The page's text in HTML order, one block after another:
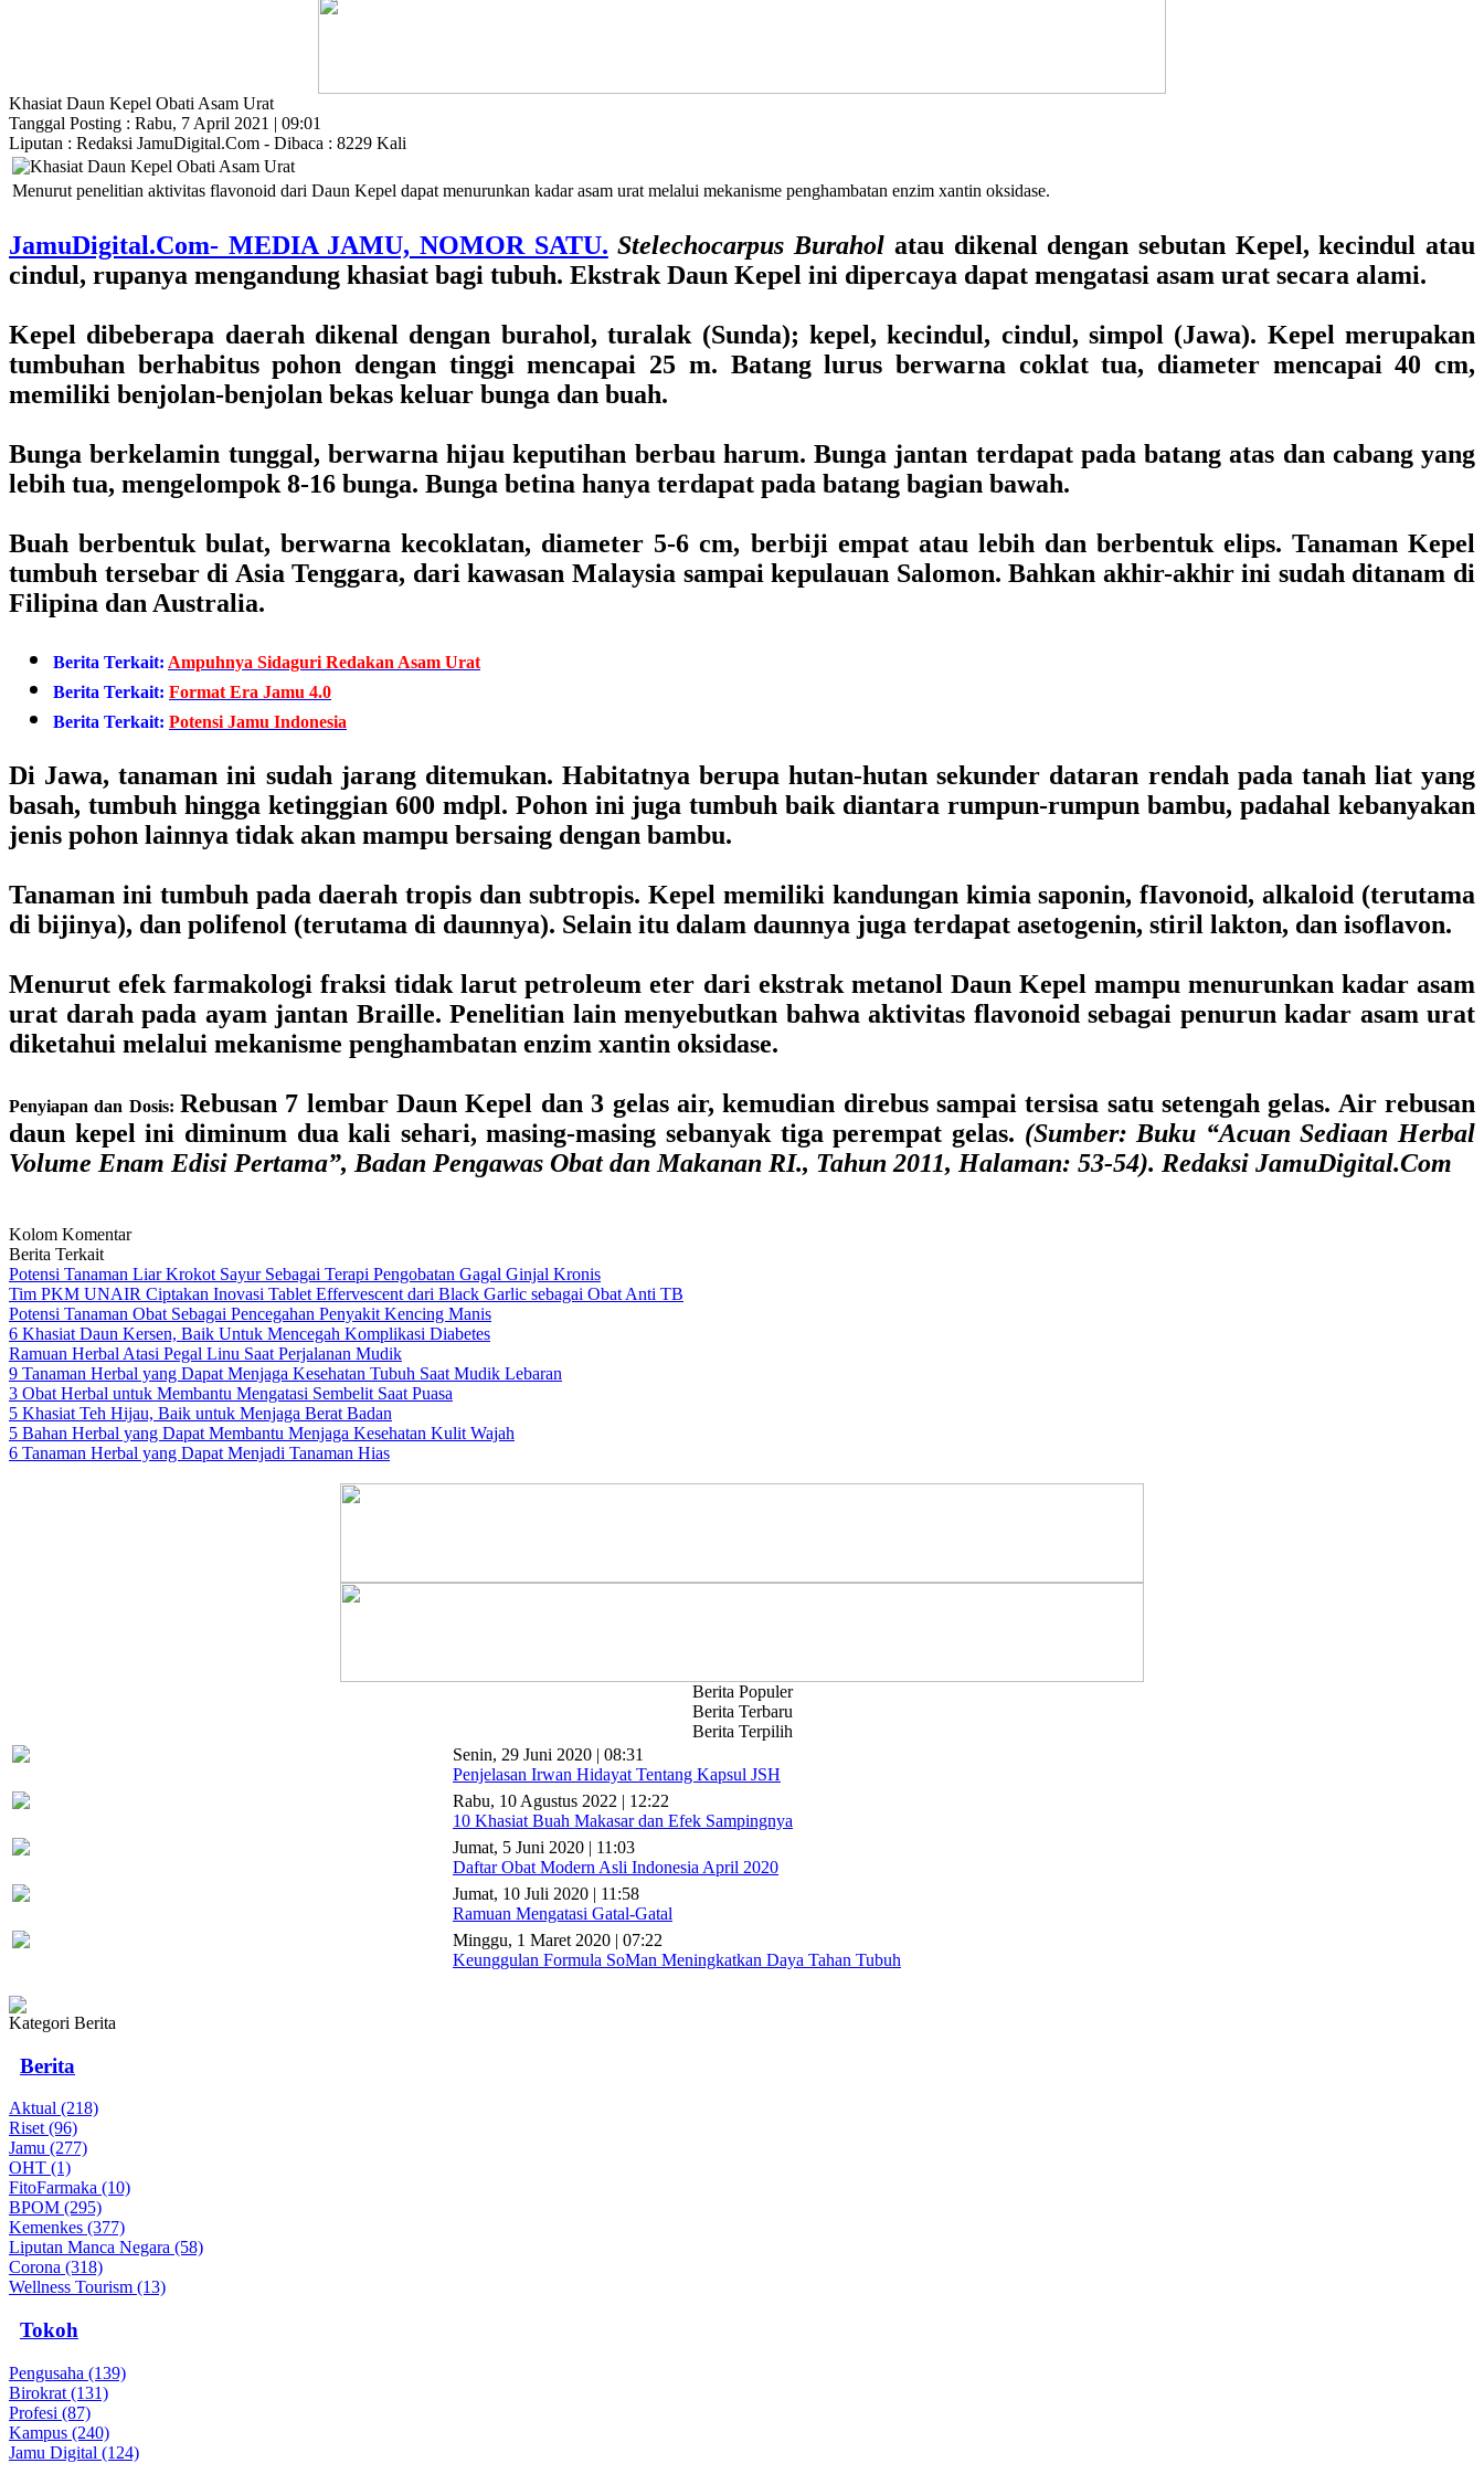
Khasiat Daun Kepel Obati Asam Urat
Tanggal Posting : Rabu, 7 April 2021 | 09:01
Liputan : Redaksi JamuDigital.Com - Dibaca : 8229 Kali
Menurut penelitian aktivitas flavonoid dari Daun Kepel dapat menurunkan kadar asam urat melalui mekanisme penghambatan enzim xantin oksidase.
JamuDigital.Com- MEDIA JAMU, NOMOR SATU. Stelechocarpus Burahol atau dikenal dengan sebutan Kepel, kecindul atau
cindul, rupanya mengandung khasiat bagi tubuh. Ekstrak Daun Kepel ini dipercaya dapat mengatasi asam urat secara alami.
Kepel dibeberapa daerah dikenal dengan burahol, turalak (Sunda); kepel, kecindul, cindul, simpol (Jawa). Kepel merupakan
tumbuhan berhabitus pohon dengan tinggi mencapai 25 m. Batang lurus berwarna coklat tua, diameter mencapai 40 cm,
memiliki benjolan-benjolan bekas keluar bunga dan buah.
Bunga berkelamin tunggal, berwarna hijau keputihan berbau harum. Bunga jantan terdapat pada batang atas dan cabang yang
lebih tua, mengelompok 8-16 bunga. Bunga betina hanya terdapat pada batang bagian bawah.
Buah berbentuk bulat, berwarna kecoklatan, diameter 5-6 cm, berbiji empat atau lebih dan berbentuk elips. Tanaman Kepel
tumbuh tersebar di Asia Tenggara, dari kawasan Malaysia sampai kepulauan Salomon. Bahkan akhir-akhir ini sudah ditanam di
Filipina dan Australia.
Berita Terkait: Ampuhnya Sidaguri Redakan Asam Urat
Berita Terkait: Format Era Jamu 4.0
Berita Terkait: Potensi Jamu Indonesia
Di Jawa, tanaman ini sudah jarang ditemukan. Habitatnya berupa hutan-hutan sekunder dataran rendah pada tanah liat yang
basah, tumbuh hingga ketinggian 600 mdpl. Pohon ini juga tumbuh baik diantara rumpun-rumpun bambu, padahal kebanyakan
jenis pohon lainnya tidak akan mampu bersaing dengan bambu.
Tanaman ini tumbuh pada daerah tropis dan subtropis. Kepel memiliki kandungan kimia saponin, fIavonoid, alkaloid (terutama
di bijinya), dan polifenol (terutama di daunnya). Selain itu dalam daunnya juga terdapat asetogenin, stiril lakton, dan isoflavon.
Menurut efek farmakologi fraksi tidak larut petroleum eter dari ekstrak metanol Daun Kepel mampu menurunkan kadar asam
urat darah pada ayam jantan Braille. Penelitian lain menyebutkan bahwa aktivitas flavonoid sebagai penurun kadar asam urat
diketahui melalui mekanisme penghambatan enzim xantin oksidase.
Penyiapan dan Dosis: Rebusan 7 lembar Daun Kepel dan 3 gelas air, kemudian direbus sampai tersisa satu setengah gelas. Air rebusan
daun kepel ini diminum dua kali sehari, masing-masing sebanyak tiga perempat gelas. (Sumber: Buku “Acuan Sediaan Herbal
Volume Enam Edisi Pertama”, Badan Pengawas Obat dan Makanan RI., Tahun 2011, Halaman: 53-54). Redaksi JamuDigital.Com
Kolom Komentar
Berita Terkait
Potensi Tanaman Liar Krokot Sayur Sebagai Terapi Pengobatan Gagal Ginjal Kronis
Tim PKM UNAIR Ciptakan Inovasi Tablet Effervescent dari Black Garlic sebagai Obat Anti TB
Potensi Tanaman Obat Sebagai Pencegahan Penyakit Kencing Manis
6 Khasiat Daun Kersen, Baik Untuk Mencegah Komplikasi Diabetes
Ramuan Herbal Atasi Pegal Linu Saat Perjalanan Mudik
9 Tanaman Herbal yang Dapat Menjaga Kesehatan Tubuh Saat Mudik Lebaran
3 Obat Herbal untuk Membantu Mengatasi Sembelit Saat Puasa
5 Khasiat Teh Hijau, Baik untuk Menjaga Berat Badan
5 Bahan Herbal yang Dapat Membantu Menjaga Kesehatan Kulit Wajah
6 Tanaman Herbal yang Dapat Menjadi Tanaman Hias
Berita Populer
Berita Terbaru
Berita Terpilih
Senin, 29 Juni 2020 | 08:31
Penjelasan Irwan Hidayat Tentang Kapsul JSH
Rabu, 10 Agustus 2022 | 12:22
10 Khasiat Buah Makasar dan Efek Sampingnya
Jumat, 5 Juni 2020 | 11:03
Daftar Obat Modern Asli Indonesia April 2020
Jumat, 10 Juli 2020 | 11:58
Ramuan Mengatasi Gatal-Gatal
Minggu, 1 Maret 2020 | 07:22
Keunggulan Formula SoMan Meningkatkan Daya Tahan Tubuh
Kategori Berita
Berita
Aktual (218)
Riset (96)
Jamu (277)
OHT (1)
FitoFarmaka (10)
BPOM (295)
Kemenkes (377)
Liputan Manca Negara (58)
Corona (318)
Wellness Tourism (13)
Tokoh
Pengusaha (139)
Birokrat (131)
Profesi (87)
Kampus (240)
Jamu Digital (124)